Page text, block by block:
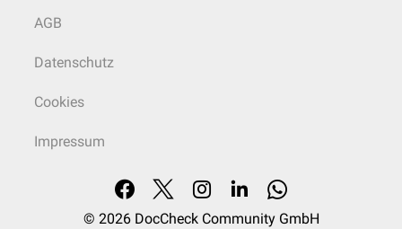
AGB
Datenschutz
Cookies
Impressum
© 2026 DocCheck Community GmbH